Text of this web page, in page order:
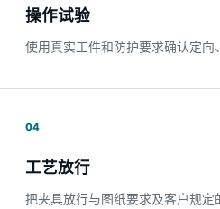
操作试验
使用真实工件和防护要求确认定向
04
工艺放行
把夹具放行与图纸要求及客户规定